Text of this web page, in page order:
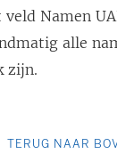
veld Namen
alle
zijn.
TERUG NAAR